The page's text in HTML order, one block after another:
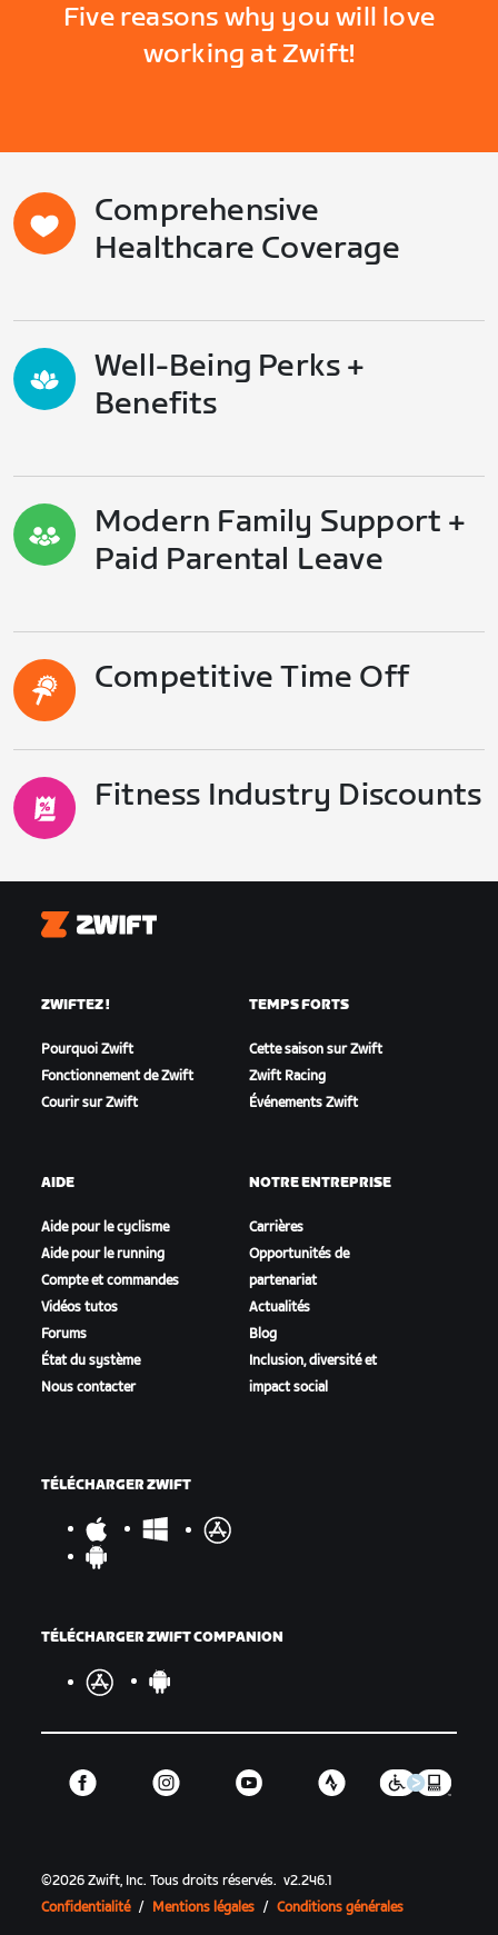
Five reasons why you will love
working at Zwift!
Comprehensive
Healthcare Coverage
Well-Being Perks +
Benefits
Modern Family Support +
Paid Parental Leave
Competitive Time Off
Fitness Industry Discounts
Zwift
ZWIFTEZ !
Pourquoi Zwift
Fonctionnement de Zwift
Courir sur Zwift
TEMPS FORTS
Cette saison sur Zwift
Zwift Racing
Événements Zwift
AIDE
Aide pour le cyclisme
Aide pour le running
Compte et commandes
Vidéos tutos
Forums
État du système
Nous contacter
NOTRE ENTREPRISE
Carrières
Opportunités de
partenariat
Actualités
Blog
Inclusion, diversité et
impact social
TÉLÉCHARGER ZWIFT
TÉLÉCHARGER ZWIFT COMPANION
©2026 Zwift, Inc.Tous droits réservés. v2.246.1
Confidentialité / Mentions légales / Conditions générales